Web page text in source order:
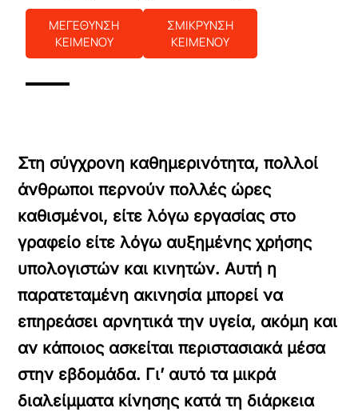
ΜΕΓΕΘΥΝΣΗ
ΚΕΙΜΕΝΟΥ
ΣΜΙΚΡΥΝΣΗ
ΚΕΙΜΕΝΟΥ
Στη σύγχρονη καθημερινότητα, πολλοί
άνθρωποι περνούν πολλές ώρες
καθισμένοι, είτε λόγω εργασίας στο
γραφείο είτε λόγω αυξημένης χρήσης
υπολογιστών και κινητών. Αυτή η
παρατεταμένη ακινησία μπορεί να
επηρεάσει αρνητικά την υγεία, ακόμη και
αν κάποιος ασκείται περιστασιακά μέσα
στην εβδομάδα. Γι’ αυτό τα μικρά
διαλείμματα κίνησης κατά τη διάρκεια